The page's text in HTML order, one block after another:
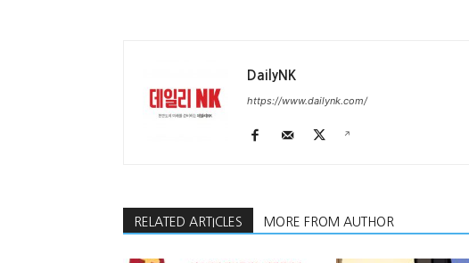
DailyNK
https://www.dailynk.com/
RELATED ARTICLES MORE FROM AUTHOR